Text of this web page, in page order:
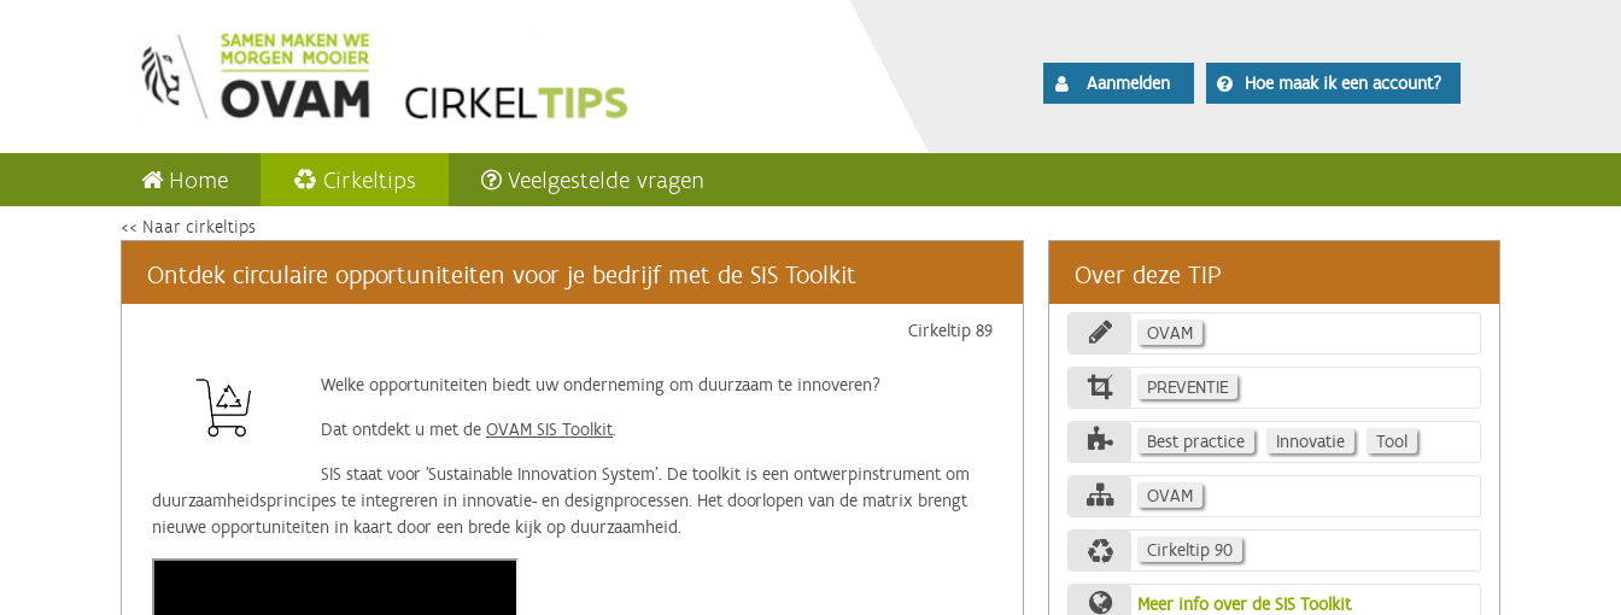
Aanmelden Hoe maak ik een account?
Home Cirkeltips Veelgestelde vragen
<< Naar cirkeltips
Ontdek circulaire opportuniteiten voor je bedrijf met de SIS Toolkit
Cirkeltip 89
‌Welke opportuniteiten biedt uw onderneming om duurzaam te innoveren?
Dat ontdekt u met de OVAM SIS Toolkit.
SIS staat voor 'Sustainable Innovation System'. De toolkit is een ontwerpinstrument om
duurzaamheidsprincipes te integreren in innovatie- en designprocessen. Het doorlopen van de matrix brengt
nieuwe opportuniteiten in kaart door een brede kijk op duurzaamheid.
Over deze TIP
OVAM
PREVENTIE
Best practice Innovatie Tool
OVAM
Cirkeltip 90
Meer info over de SIS Toolkit